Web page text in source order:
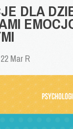
DLA
22 Mar R